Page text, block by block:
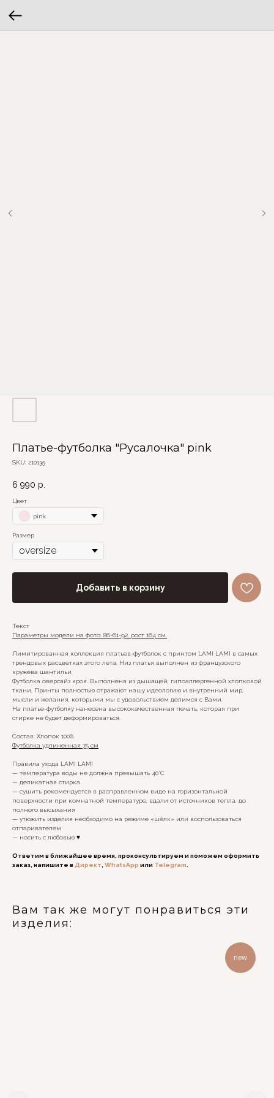
Платье-футболка "Русалочка" pink
SKU: 210135
6 990 р.
Цвет
pink
Размер
Добавить в корзину
Текст
Параметры модели на фото: 86-61-92, рост 164 см.
Лимитированная коллекция платьев-футболок с принтом LAMI LAMI в самых
трендовых расцветках этого лета. Низ платья выполнен из французского
кружева шантильи.
Футболка оверсайз кроя. Выполнена из дышащей, гипоаллергенной хлопковой
ткани. Принты полностью отражают нашу идеологию и внутренний мир,
мысли и желания, которыми мы с удовольствием делимся с Вами.
На платье-футболку нанесена высококачественная печать, которая при
стирке не будет деформироваться.
Состав: Хлопок 100%
Футболка удлиненная 75 см
Правила ухода LAMI LAMI
— температура воды не должна превышать 40°C
— деликатная стирка
— сушить рекомендуется в расправленном виде на горизонтальной
поверхности при комнатной температуре, вдали от источников тепла, до
полного высыхания
— утюжить изделия необходимо на режиме «шёлк» или воспользоваться
отпаривателем
— носить с любовью ♥️
Ответим в ближайшее время, проконсультируем и поможем оформить
заказ, напишите в Директ WhatsApp или Telegram
Вам так же могут понравиться эти
изделия:
new